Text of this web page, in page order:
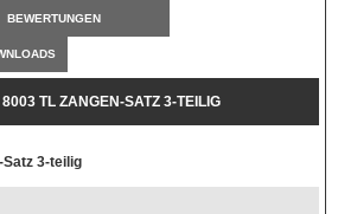
BEWERTUNGEN
TL ZANGEN-SATZ 3-TEILIG
Satz 3-teilig